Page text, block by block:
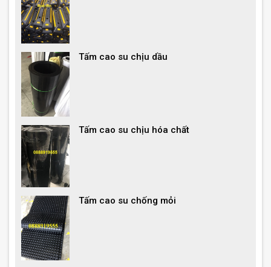
Tấm cao su chịu dầu
Tấm cao su chịu hóa chất
Tấm cao su chống mỏi